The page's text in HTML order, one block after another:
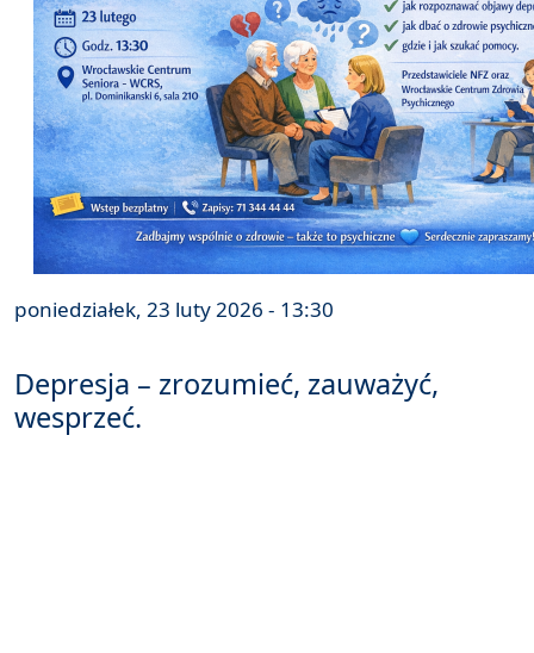
poniedziałek, 23 luty 2026 - 13:30
Depresja – zrozumieć, zauważyć,
wesprzeć.